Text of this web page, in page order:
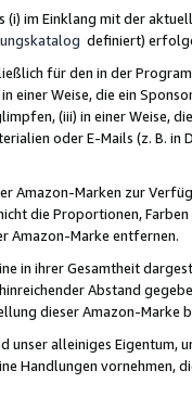
(i) im Einklang mit der
definiert)
für den in der
einer Weise, die ein
(iii) in einer Weise,
oder E-Mails (z. B. in
Amazon-Marken zur
die Proportionen,
Amazon-Marke entfernen.
in ihrer Gesamtheit
Abstand
dieser Amazon-Marke
unser alleiniges
Handlungen vornehmen,